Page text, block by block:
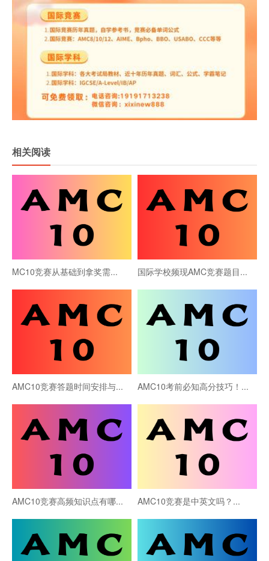
相关阅读
MC10竞赛从基础到拿奖需... 国际学校频现AMC竞赛题目...
AMC10竞赛答题时间安排与... AMC10考前必知高分技巧！...
AMC10竞赛高频知识点有哪... AMC10竞赛是中英文吗？...